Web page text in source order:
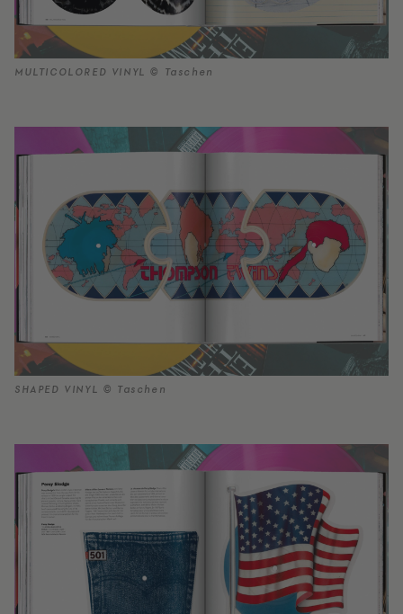
MULTICOLORED VINYL © Taschen
SHAPED VINYL © Taschen